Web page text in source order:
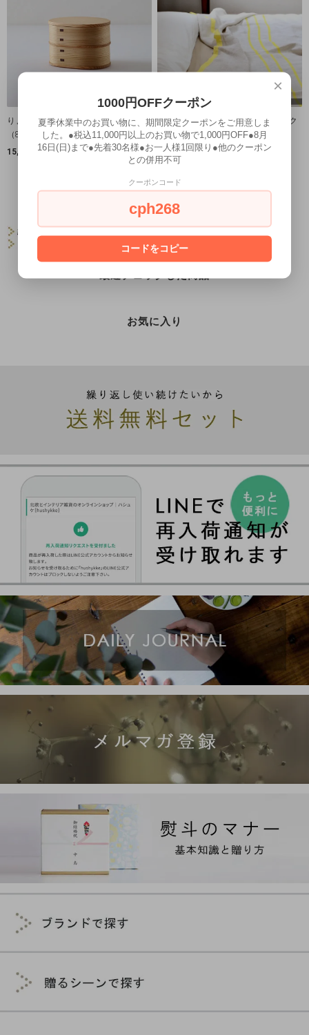
りょうび庵｜いろどり弁当箱 二段
（800ml）曲げわっぱ
15,400円(税込)
LAPUAN KANKURIT│ラプアン カンク
リ リネンブランケット ［USVA］
150×200
30,800円(税込)
10商品中1-10商品
結婚祝い 出産祝い
引越し・新築祝い
プチギフト
女性への贈り物 男性への贈り物
お気に入り
×
1000円OFFクーポン
夏季休業中のお買い物に、期間限定クーポンをご用意しま
した。●税込11,000円以上のお買い物で1,000円OFF●8月
16日(日)まで●先着30名様●お一人様1回限り●他のクーポン
との併用不可
クーポンコード
cph268
コードをコピー